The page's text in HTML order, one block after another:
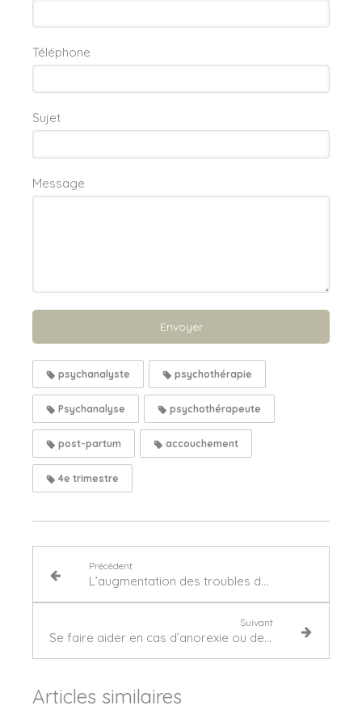
Téléphone
Sujet
Message
Envoyer
psychanalyste psychothérapie
Psychanalyse psychothérapeute
post-partum accouchement
4e trimestre
Précédent
L’augmentation des troubles dépressifs chez les jeunes à Houilles
Suivant
Se faire aider en cas d’anorexie ou de trouble boulimique par un psychanalyste à Courbevoie
Articles similaires